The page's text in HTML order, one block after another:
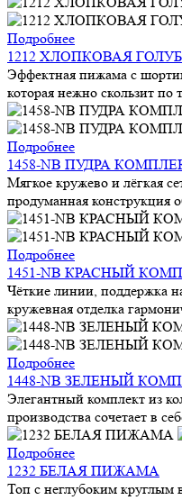
Подробнее
1212 ХЛОПКОВАЯ
Эффектная пижама с
которая нежно скользит по
Подробнее
1458-NB ПУДРА
Мягкое кружево и лёгкая
продуманная конструкция
Подробнее
1451-NB КРАСНЫЙ
Чёткие линии, поддержка
кружевная отделка
Подробнее
1448-NB ЗЕЛЕНЫЙ
Элегантный комплект из
производства сочетает в
Подробнее
1232 БЕЛАЯ ПИЖАМА
Топ с неглубоким